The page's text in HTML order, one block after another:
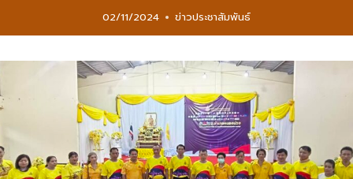
02/11/2024 ข่าวประชาสัมพันธ์